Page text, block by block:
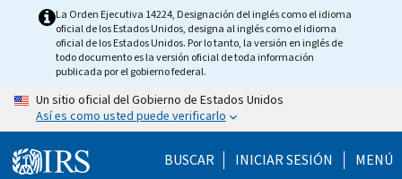
La Orden Ejecutiva 14224, Designación del inglés como el idioma
oficial de los Estados Unidos, designa al inglés como el idioma
oficial de los Estados Unidos. Por lo tanto, la versión en inglés de
todo documento es la versión oficial de toda información
publicada por el gobierno federal.
Un sitio oficial del Gobierno de Estados Unidos
Así es como usted puede verificarlo
BUSCAR INICIAR SESIÓN MENÚ